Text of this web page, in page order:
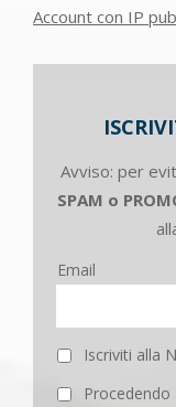
Account con IP
Avviso: per
SPAM o
Email
Iscriviti alla